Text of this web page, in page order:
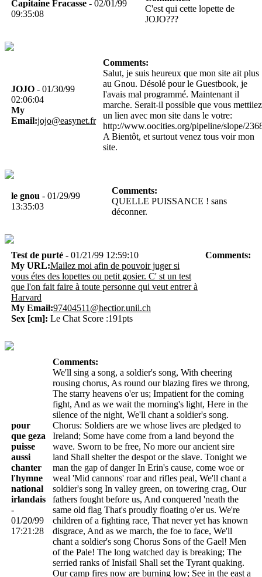
Capitaine Fracasse - 02/01/99
09:35:08
C'est qui cette lopette de
JOJO???
JOJO - 01/30/99
02:06:04
My
Email:jojo@easynet.fr
Comments:
Salut, je suis heureux que mon site ait plus
au Gnou. Désolé pour le Guestbook, je
l'avais mal programmé. Maintenant il
marche. Serait-il possible que vous mettiiez
un lien avec mon site dans le votre:
http://www.oocities.org/pipeline/slope/
A Bientôt, et surtout venez tous voir mon
site.
le gnou - 01/29/99
13:35:03
Comments:
QUELLE PUISSANCE ! sans
déconner.
Test de purté - 01/21/99 12:59:10
My URL:Mailez moi afin de pouvoir juger si
vous étes des lopettes ou petit gosier. C' st un test
que l'on fait faire à toute personne qui veut entrer à
Harvard
My Email:97404511@hectior.unil.ch
Sex [cm]: Le Chat Score :191pts
Comments:
pour
que geza
puisse
aussi
chanter
l'hymne
national
irlandais
-
01/20/99
17:21:28
Comments:
We'll sing a song, a soldier's song, With cheering
rousing chorus, As round our blazing fires we throng,
The starry heavens o'er us; Impatient for the coming
fight, And as we wait the morning's light, Here in the
silence of the night, We'll chant a soldier's song.
Chorus: Soldiers are we whose lives are pledged to
Ireland; Some have come from a land beyond the
wave. Sworn to be free, No more our ancient sire
land Shall shelter the despot or the slave. Tonight we
man the gap of danger In Erin's cause, come woe or
weal 'Mid cannons' roar and rifles peal, We'll chant a
soldier's song In valley green, on towering crag, Our
fathers fought before us, And conquered 'neath the
same old flag That's proudly floating o'er us. We're
children of a fighting race, That never yet has known
disgrace, And as we march, the foe to face, We'll
chant a soldier's song Chorus Sons of the Gael! Men
of the Pale! The long watched day is breaking; The
serried ranks of Inisfail Shall set the Tyrant quaking.
Our camp fires now are burning low; See in the east a